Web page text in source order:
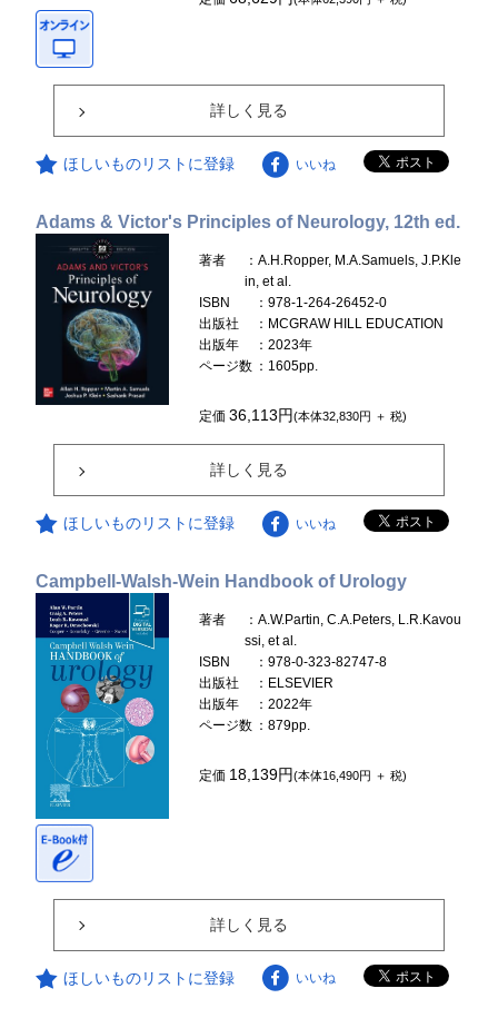
詳しく見る
ほしいものリストに登録 いいね
Adams & Victor's Principles of Neurology, 12th ed.
著者
：A.H.Ropper, M.A.Samuels, J.P.Kle
in, et al.
ISBN
：978-1-264-26452-0
出版社
：MCGRAW HILL EDUCATION
出版年
：2023年
ページ数 ：1605pp.
定価36,113円(本体32,830円 ＋ 税)
詳しく見る
ほしいものリストに登録 いいね
Campbell-Walsh-Wein Handbook of Urology
著者
：A.W.Partin, C.A.Peters, L.R.Kavou
ssi, et al.
ISBN
：978-0-323-82747-8
出版社
：ELSEVIER
出版年
：2022年
ページ数 ：879pp.
定価 18,139円(本体16,490円 ＋ 税)
詳しく見る
ほしいものリストに登録 いいね